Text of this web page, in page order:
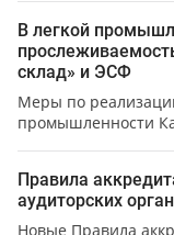
В легкой
склад» и ЭСФ
Меры по
промышленности
Правила
аудиторских
Новые Правила